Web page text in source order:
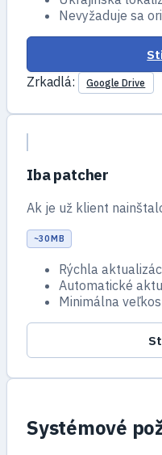
Nevyžaduje sa
Zrkadlá:
Google Drive
Iba patcher
Ak je už klient
~30 MB
Rýchla
Automatické
Minimálna
Systémové